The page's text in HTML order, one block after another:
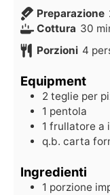
Preparazione
Cottura 30
Porzioni 4
Equipment
2 teglie per
1 pentola
1 frullatore a
q.b. carta
Ingredienti
1 porzione